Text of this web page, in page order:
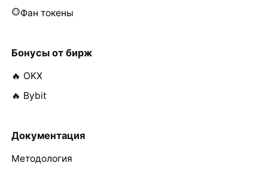
Фан токены
Бонусы от бирж
🔥 OKX
🔥 Bybit
Документация
Методология